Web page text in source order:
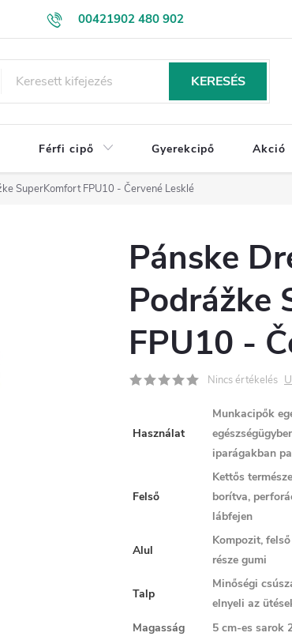
00421902 480 902
eshop@drevakybuxa.sk
lépni NAGYKERESKEDELEM
KERESÉS
Férfi cipő Gyerekcipő Akció
SuperKomfort FPU10 - Červené Lesklé
Pánske
Podrážke
FPU10 -
Nincs értékelés
Használat
Munkacipők
iparágakban
Felső
Kettős
borítva,
lábfejen
Alul
Kompozit,
része gumi
Talp
Minőségi
elnyeli az
Magasság
5 cm-es sarok